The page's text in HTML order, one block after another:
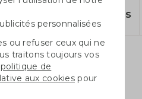
Stylos
personnalisées
ou refuser ceux qui ne
traitons toujours vos
politique de
aux cookiespour